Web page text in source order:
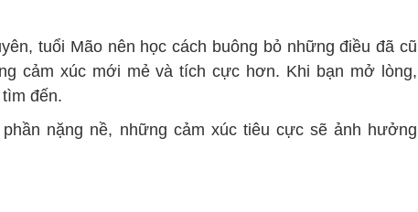
tuổi Mão nên học cách buông bỏ những điều đã cũ
cảm xúc mới mẻ và tích cực hơn. Khi bạn mở lòng,
đến.
nặng nề, những cảm xúc tiêu cực sẽ ảnh hưởng